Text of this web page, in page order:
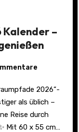
–
als üblich –
Reise durch
Mit 60 x 55 cm…